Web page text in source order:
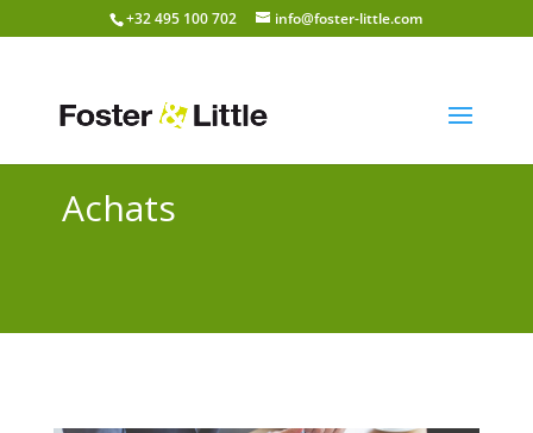
+32 495 100 702 info@foster-little.com
Achats